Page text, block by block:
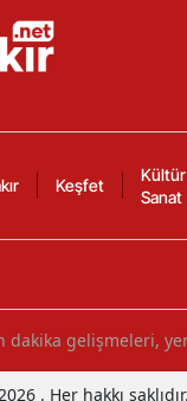
Keşfet
Kültür
Sanat
dakika gelişmeleri,
. Her hakkı saklıdır.